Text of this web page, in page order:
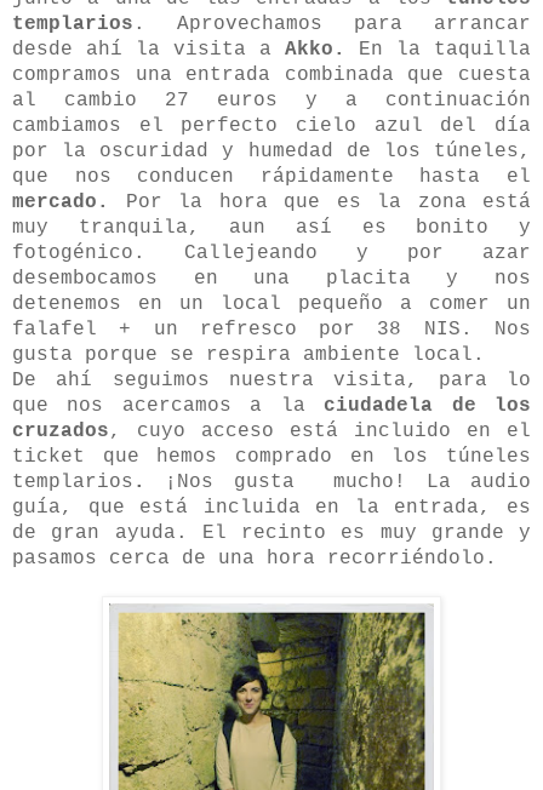
templarios . Aprovechamos para arrancar
desde ahí la visita a Akko. En la taquilla
compramos una entrada combinada que cuesta
al cambio 27 euros y a continuación
cambiamos el perfecto cielo azul del día
por la oscuridad y humedad de los túneles,
que nos conducen rápidamente hasta el
mercado. Por la hora que es la zona está
muy tranquila, aun así es bonito y
fotogénico. Callejeando y por azar
desembocamos en una placita y nos
detenemos en un local pequeño a comer un
falafel + un refresco por 38 NIS. Nos
gusta porque se respira ambiente local.
De ahí seguimos nuestra visita, para lo
que nos acercamos a la ciudadela de los
cruzados, cuyo acceso está incluido en el
ticket que hemos comprado en los túneles
templarios .
¡Nos gusta mucho! La audio
guía, que está incluida en la entrada, es
de gran ayuda. El recinto es muy grande y
pasamos cerca de una hora recorriéndolo.